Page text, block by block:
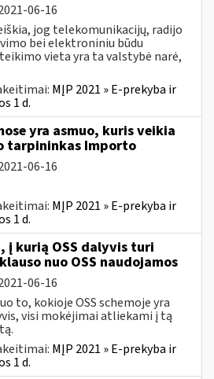
06-16
jog telekomunikacijų, radijo
bei elektroniniu būdu
vieta yra ta valstybė narė,
MĮP 2021 » E-prekyba ir
1 d.
yra asmuo, kuris veikia
tarpininkas Importo
06-16
MĮP 2021 » E-prekyba ir
1 d.
į kurią OSS dalyvis turi
nuo OSS naudojamos
06-16
to, kokioje OSS schemoje yra
visi mokėjimai atliekami į tą
MĮP 2021 » E-prekyba ir
1 d.